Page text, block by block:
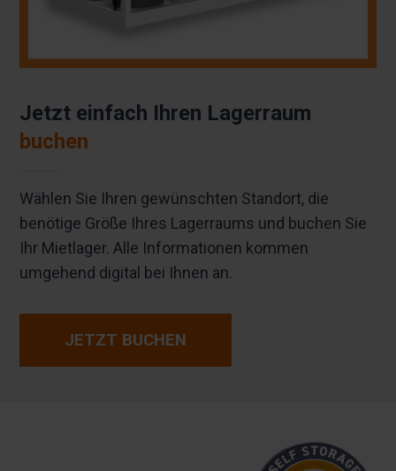
Jetzt einfach Ihren Lagerraum
buchen
Wählen Sie Ihren gewünschten Standort, die
benötige Größe Ihres Lagerraums und buchen Sie
Ihr Mietlager. Alle Informationen kommen
umgehend digital bei Ihnen an.
JETZT BUCHEN